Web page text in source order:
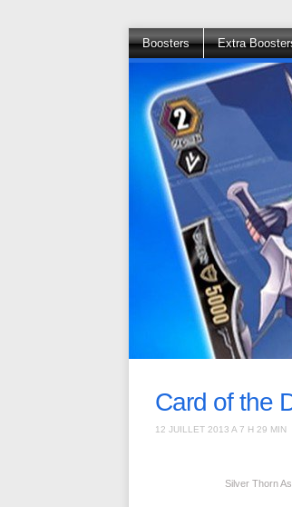
Boosters Extra
Card of the
12 JUILLET 2013 A 7 H 29 MIN
Silver Thorn